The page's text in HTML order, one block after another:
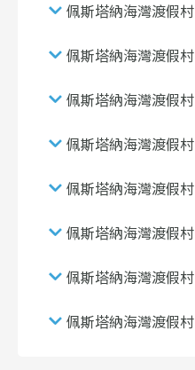
佩斯塔納海灣渡假
佩斯塔納海灣渡假
佩斯塔納海灣渡假
佩斯塔納海灣渡假
佩斯塔納海灣渡假
佩斯塔納海灣渡假
佩斯塔納海灣渡假
佩斯塔納海灣渡假